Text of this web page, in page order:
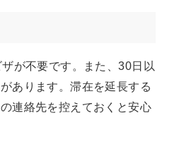
が不要です。また、30日以
あります。滞在を延長する
連絡先を控えておくと安心